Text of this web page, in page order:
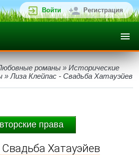
Войти Регистрация
романы » Исторические
» Лиза Клейпас - Свадьба Хатауэйев
права
Хатауэйев